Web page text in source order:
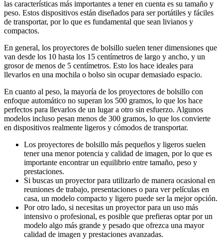
las características más importantes a tener en cuenta es su tamaño y
peso. Estos dispositivos están diseñados para ser portátiles y fáciles
de transportar, por lo que es fundamental que sean livianos y
compactos.
En general, los proyectores de bolsillo suelen tener dimensiones que
van desde los 10 hasta los 15 centímetros de largo y ancho, y un
grosor de menos de 5 centímetros. Esto los hace ideales para
llevarlos en una mochila o bolso sin ocupar demasiado espacio.
En cuanto al peso, la mayoría de los proyectores de bolsillo con
enfoque automático no superan los 500 gramos, lo que los hace
perfectos para llevarlos de un lugar a otro sin esfuerzo. Algunos
modelos incluso pesan menos de 300 gramos, lo que los convierte
en dispositivos realmente ligeros y cómodos de transportar.
Los proyectores de bolsillo más pequeños y ligeros suelen
tener una menor potencia y calidad de imagen, por lo que es
importante encontrar un equilibrio entre tamaño, peso y
prestaciones.
Si buscas un proyector para utilizarlo de manera ocasional en
reuniones de trabajo, presentaciones o para ver películas en
casa, un modelo compacto y ligero puede ser la mejor opción.
Por otro lado, si necesitas un proyector para un uso más
intensivo o profesional, es posible que prefieras optar por un
modelo algo más grande y pesado que ofrezca una mayor
calidad de imagen y prestaciones avanzadas.